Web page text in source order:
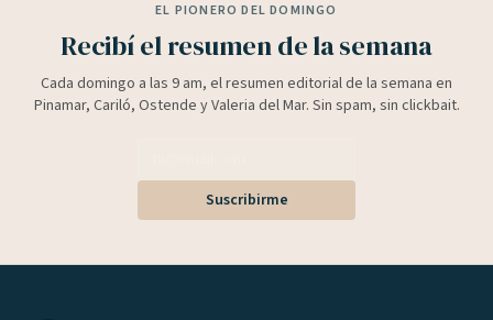
EL PIONERO DEL DOMINGO
Recibí el resumen de la semana
Cada domingo a las 9 am, el resumen editorial de la semana en
Pinamar, Cariló, Ostende y Valeria del Mar. Sin spam, sin clickbait.
Suscribirme